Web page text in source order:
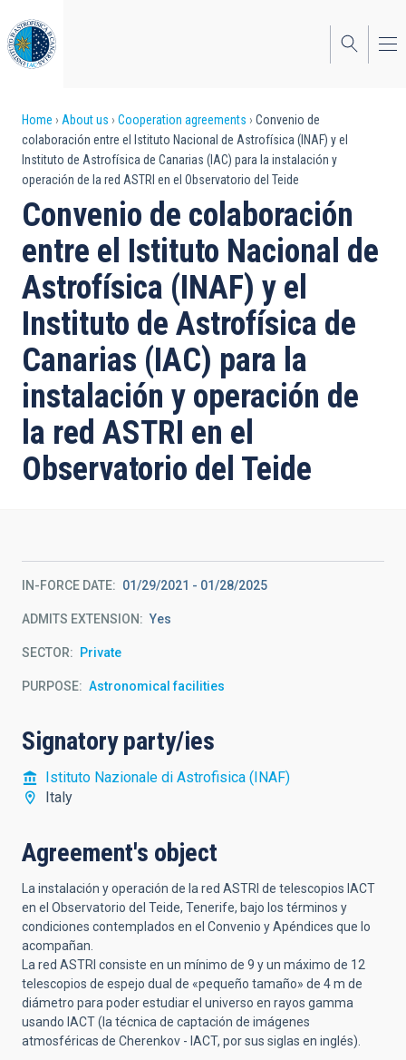
to
main
content
Breadcrumb
Home About us Cooperation agreements
Convenio de
colaboración entre el Istituto Nacional de Astrofísica (INAF) y el
Instituto de Astrofísica de Canarias (IAC) para la instalación y
operación de la red ASTRI en el Observatorio del Teide
Convenio de colaboración
entre el Istituto Nacional de
Astrofísica (INAF) y el
Instituto de Astrofísica de
Canarias (IAC) para la
instalación y operación de
la red ASTRI en el
Observatorio del Teide
IN-FORCE DATE 01/29/2021 - 01/28/2025
ADMITS EXTENSION Yes
SECTOR Private
PURPOSE Astronomical facilities
Signatory party/ies
Istituto Nazionale di Astrofisica (INAF)
Italy
Agreement's object
La instalación y operación de la red ASTRI de telescopios IACT
en el Observatorio del Teide, Tenerife, bajo los términos y
condiciones contemplados en el Convenio y Apéndices que lo
acompañan.
La red ASTRI consiste en un mínimo de 9 y un máximo de 12
telescopios de espejo dual de «pequeño tamaño» de 4 m de
diámetro para poder estudiar el universo en rayos gamma
usando IACT (la técnica de captación de imágenes
atmosféricas de Cherenkov - IACT, por sus siglas en inglés).